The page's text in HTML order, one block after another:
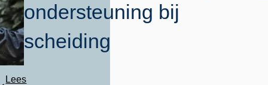
ondersteuning bij
scheiding
Lees